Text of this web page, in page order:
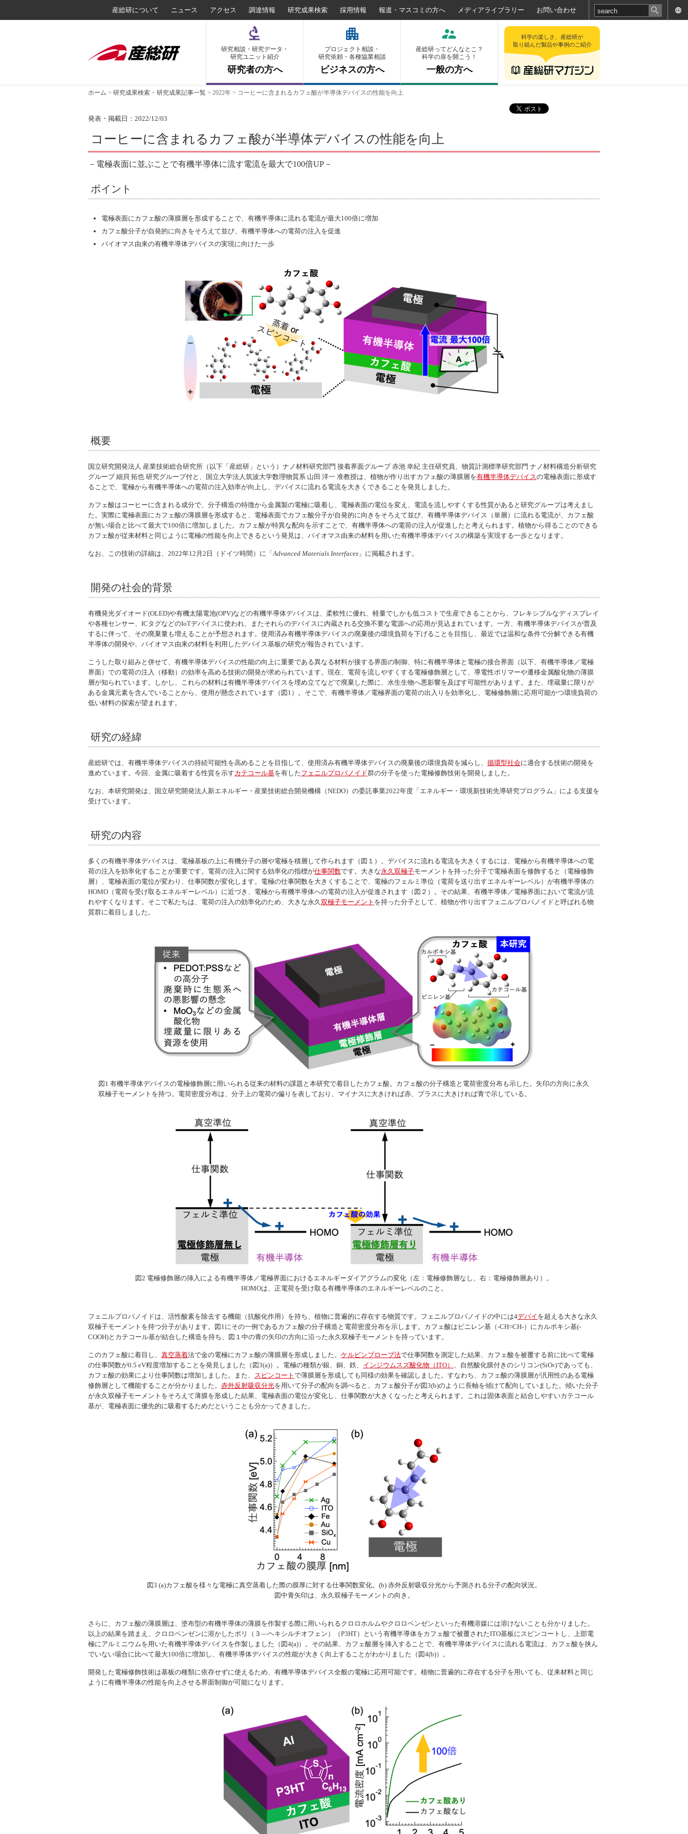
産総研について ニュース アクセス 調達情報 研究成果検索 採用情報 報道・マスコミの方へ メディアライブラリー お問い合わせ
研究相談・研究データ・
研究ユニット紹介
研究者の方へ
プロジェクト相談・
研究依頼・各種協業相談
ビジネスの方へ
産総研ってどんなとこ？
科学の扉を開こう！
一般の方へ
科学の楽しさ、産総研が
取り組んだ製品や事例のご紹介
ホーム > 研究成果検索 > 研究成果記事一覧 > 2022年 > コーヒーに含まれるカフェ酸が半導体デバイスの性能を向上
発表・掲載日：2022/12/03
コーヒーに含まれるカフェ酸が半導体デバイスの性能を向上
－電極表面に並ぶことで有機半導体に流す電流を最大で100倍UP－
ポイント
電極表面にカフェ酸の薄膜層を形成することで、有機半導体に流れる電流が最大100倍に増加
カフェ酸分子が自発的に向きをそろえて並び、有機半導体への電荷の注入を促進
バイオマス由来の有機半導体デバイスの実現に向けた一歩
概要
国立研究開発法人 産業技術総合研究所（以下「産総研」という）ナノ材料研究部門 接着界面グループ 赤池 幸紀 主任研究員、物質計測標準研究部門 ナノ材料構造分析研究
グループ 細貝 拓也 研究グループ付と、国立大学法人筑波大学数理物質系 山田 洋一 准教授は、植物が作り出すカフェ酸の薄膜層を有機半導体デバイスの電極表面に形成す
ることで、電極から有機半導体への電荷の注入効率が向上し、デバイスに流れる電流を大きくできることを発見しました。
カフェ酸はコーヒーに含まれる成分で、分子構造の特徴から金属製の電極に吸着し、電極表面の電位を変え、電流を流しやすくする性質があると研究グループは考えまし
た。実際に電極表面にカフェ酸の薄膜層を形成すると、電極表面でカフェ酸分子が自発的に向きをそろえて並び、有機半導体デバイス（単層）に流れる電流が、カフェ酸
が無い場合と比べて最大で100倍に増加しました。カフェ酸が特異な配向を示すことで、有機半導体への電荷の注入が促進したと考えられます。植物から得ることのできる
カフェ酸が従来材料と同じように電極の性能を向上できるという発見は、バイオマス由来の材料を用いた有機半導体デバイスの構築を実現する一歩となります。
なお、この技術の詳細は、2022年12月2日（ドイツ時間）に「Advanced Materials Interfaces 」に掲載されます。
開発の社会的背景
有機発光ダイオード(OLED)や有機太陽電池(OPV)などの有機半導体デバイスは、柔軟性に優れ、軽量でしかも低コストで生産できることから、フレキシブルなディスプレイ
や各種センサー、ICタグなどのIoTデバイスに使われ、またそれらのデバイスに内蔵される交換不要な電源への応用が見込まれています。一方、有機半導体デバイスが普及
するに伴って、その廃棄量も増えることが予想されます。使用済み有機半導体デバイスの廃棄後の環境負荷を下げることを目指し、最近では温和な条件で分解できる有機
半導体の開発や、バイオマス由来の材料を利用したデバイス基板の研究が報告されています。
こうした取り組みと併せて、有機半導体デバイスの性能の向上に重要である異なる材料が接する界面の制御、特に有機半導体と電極の接合界面（以下、有機半導体／電極
界面）での電荷の注入（移動）の効率を高める技術の開発が求められています。現在、電荷を流しやすくする電極修飾層として、導電性ポリマーや遷移金属酸化物の薄膜
層が知られています。しかし、これらの材料は有機半導体デバイスを埋め立てなどで廃棄した際に、水生生物へ悪影響を及ぼす可能性があります。また、埋蔵量に限りが
ある金属元素を含んでいることから、使用が懸念されています（図1）。そこで、有機半導体／電極界面の電荷の出入りを効率化し、電極修飾層に応用可能かつ環境負荷の
低い材料の探索が望まれます。
研究の経緯
産総研では、有機半導体デバイスの持続可能性を高めることを目指して、使用済み有機半導体デバイスの廃棄後の環境負荷を減らし、 循環型社会に適合する技術の開発を
進めています。今回、金属に吸着する性質を示すカテコール基を有したフェニルプロパノイド群の分子を使った電極修飾技術を開発しました。
なお、本研究開発は、国立研究開発法人新エネルギー・産業技術総合開発機構（NEDO）の委託事業2022年度「エネルギー・環境新技術先導研究プログラム」による支援を
受けています。
研究の内容
多くの有機半導体デバイスは、電極基板の上に有機分子の層や電極を積層して作られます（図１）。デバイスに流れる電流を大きくするには、電極から有機半導体への電
荷の注入を効率化することが重要です。電荷の注入に関する効率化の指標が仕事関数です。大きな永久双極子モーメントを持った分子で電極表面を修飾すると（電極修飾
層）、電極表面の電位が変わり、仕事関数が変化します。電極の仕事関数を大きくすることで、電極のフェルミ準位（電荷を送り出すエネルギーレベル）が有機半導体の
HOMO（電荷を受け取るエネルギーレベル）に近づき、電極から有機半導体への電荷の注入が促進されます（図２）。その結果、有機半導体／電極界面において電流が流
れやすくなります。そこで私たちは、電荷の注入の効率化のため、大きな永久 双極子モーメント を持った分子として、植物が作り出すフェニルプロパノイドと呼ばれる物
質群に着目しました。
図1 有機半導体デバイスの電極修飾層に用いられる従来の材料の課題と本研究で着目したカフェ酸。カフェ酸の分子構造と電荷密度分布も示した。矢印の方向に永久
双極子モーメントを持つ。電荷密度分布は、分子上の電荷の偏りを表しており、マイナスに大きければ赤、プラスに大きければ青で示している。
図2 電極修飾層の挿入による有機半導体／電極界面におけるエネルギーダイアグラムの変化（左：電極修飾層なし、右：電極修飾層あり）。
HOMOは、正電荷を受け取る有機半導体のエネルギーレベルのこと。
フェニルプロパノイドは、活性酸素を除去する機能（抗酸化作用）を持ち、植物に普遍的に存在する物質です。フェニルプロパノイドの中には4デバイ を超える大きな永久
双極子モーメントを持つ分子があります。図1にその一例であるカフェ酸の分子構造と電荷密度分布を示します。カフェ酸はビニレン基（-CH=CH-）にカルボキシ基(-
COOH)とカテコール基が結合した構造を持ち、図１中の青の矢印の方向に沿った永久双極子モーメントを持っています。
このカフェ酸に着目し、 真空蒸着法で金の電極にカフェ酸の薄膜層を形成しました。 ケルビンプローブ法で仕事関数を測定した結果、カフェ酸を被覆する前に比べて電極
の仕事関数が0.5 eV程度増加することを発見しました（図3(a)）。電極の種類が銀、銅、鉄、 インジウムスズ酸化物（ITO） 、自然酸化膜付きのシリコン(SiOx)であっても、
カフェ酸の効果により仕事関数は増加しました。また、
スピンコート で薄膜層を形成しても同様の効果を確認しました。すなわち、カフェ酸の薄膜層が汎用性のある電極
修飾層として機能することが分かりました。 赤外反射吸収分光を用いて分子の配向を調べると、カフェ酸分子が図3(b)のように長軸を傾けて配向していました。傾いた分子
が永久双極子モーメントをそろえて薄膜を形成した結果、電極表面の電位が変化し、仕事関数が大きくなったと考えられます。これは固体表面と結合しやすいカテコール
基が、電極表面に優先的に吸着するためだということも分かってきました。
図3 (a)カフェ酸を様々な電極に真空蒸着した際の膜厚に対する仕事関数変化。(b) 赤外反射吸収分光から予測される分子の配向状況。
図中青矢印は、永久双極子モーメントの向き。
さらに、カフェ酸の薄膜層は、塗布型の有機半導体の薄膜を作製する際に用いられるクロロホルムやクロロベンゼンといった有機溶媒には溶けないことも分かりました。
以上の結果を踏まえ、クロロベンゼンに溶かしたポリ（３―ヘキシルチオフェン）（P3HT）という有機半導体をカフェ酸で被覆されたITO基板にスピンコートし、上部電
極にアルミニウムを用いた有機半導体デバイスを作製しました（図4(a)）。その結果、カフェ酸層を挿入することで、有機半導体デバイスに流れる電流は、カフェ酸を挟ん
でいない場合に比べて最大100倍に増加し、有機半導体デバイスの性能が大きく向上することがわかりました（図4(b)）。
開発した電極修飾技術は基板の種類に依存せずに使えるため、有機半導体デバイス全般の電極に応用可能です。植物に普遍的に存在する分子を用いても、従来材料と同じ
ように有機半導体の性能を向上させる界面制御が可能になります。